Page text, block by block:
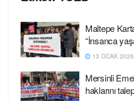
Maltepe
“İnsanca
13 OCAK 2026
Mersinli
haklarını